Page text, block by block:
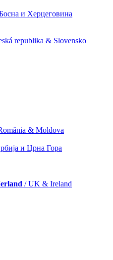
и Херцеговина
republika & Slovensko
& Moldova
и Црна Гора
/ UK & Ireland